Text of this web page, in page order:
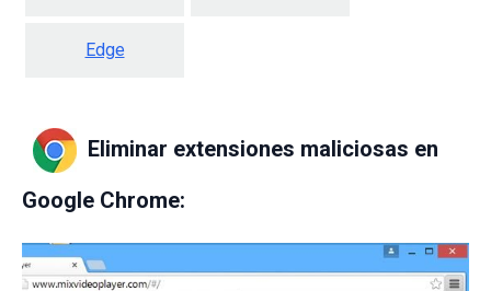
Edge
Eliminar extensiones maliciosas en
Google Chrome: